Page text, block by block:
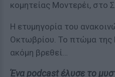
κομητείας Μοντερέι, στο
Η ετυμηγορία του
Οκτωβρίου. Το πτώμα της
ακόμη βρεθεί…
Ένα podcast έλυσε το